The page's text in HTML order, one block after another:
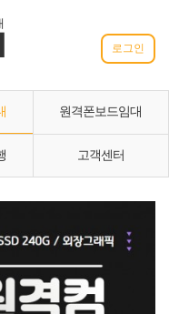
로그인
원격폰보드임대
고객센터